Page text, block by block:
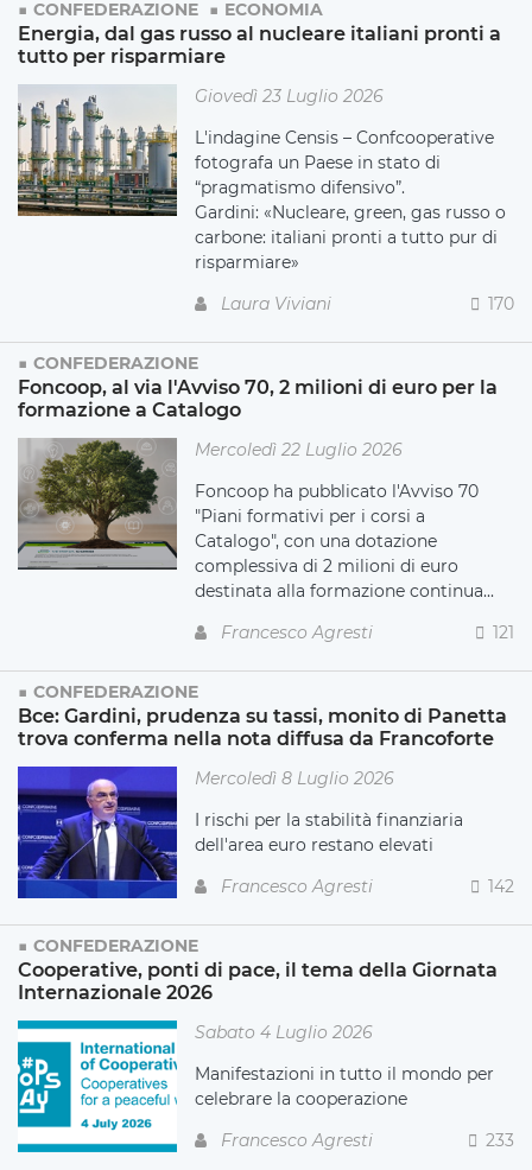
CONFEDERAZIONE ECONOMIA
Energia, dal gas russo al nucleare italiani pronti a
tutto per risparmiare
Giovedì 23 Luglio 2026
L'indagine Censis – Confcooperative
fotografa un Paese in stato di
“pragmatismo difensivo”.
Gardini: «Nucleare, green, gas russo o
carbone: italiani pronti a tutto pur di
risparmiare»
Laura Viviani
170
CONFEDERAZIONE
Foncoop, al via l'Avviso 70, 2 milioni di euro per la
formazione a Catalogo
Mercoledì 22 Luglio 2026
Foncoop ha pubblicato l'Avviso 70
"Piani formativi per i corsi a
Catalogo", con una dotazione
complessiva di 2 milioni di euro
destinata alla formazione continua...
Francesco Agresti
121
CONFEDERAZIONE
Bce: Gardini, prudenza su tassi, monito di Panetta
trova conferma nella nota diffusa da Francoforte
Mercoledì 8 Luglio 2026
I rischi per la stabilità finanziaria
dell'area euro restano elevati
Francesco Agresti
142
CONFEDERAZIONE
Cooperative, ponti di pace, il tema della Giornata
Internazionale 2026
Sabato 4 Luglio 2026
Manifestazioni in tutto il mondo per
celebrare la cooperazione
Francesco Agresti
233